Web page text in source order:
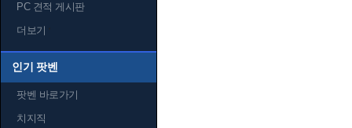
PC 견적 게시판
더보기
인기 팟벤
팟벤 바로가기
치지직